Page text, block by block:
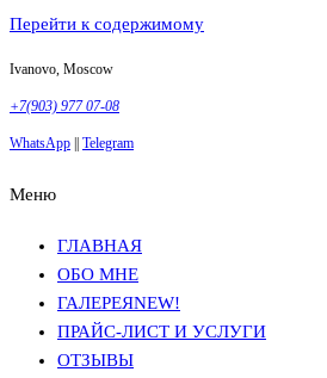
Перейти к содержимому
Ivanovo, Moscow
+7(903) 977 07-08
WhatsApp Telegram
Меню
ГЛАВНАЯ
ОБО МНЕ
ГАЛЕРЕЯNEW!
ПРАЙС-ЛИСТ И УСЛУГИ
ОТЗЫВЫ